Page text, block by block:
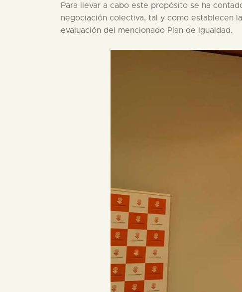
Para llevar a cabo este propósito se ha
negociación colectiva, tal y como establecen
evaluación del mencionado Plan de Igualdad.